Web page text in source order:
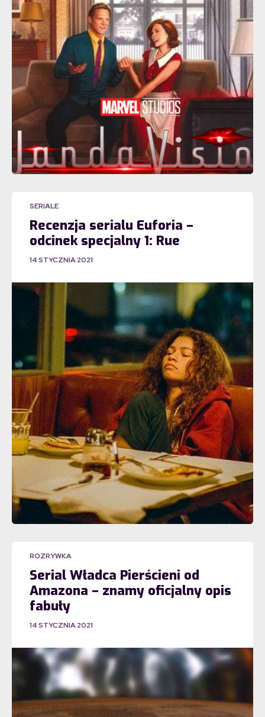
SERIALE
Recenzja serialu Euforia –
odcinek specjalny 1: Rue
14 STYCZNIA 2021
ROZRYWKA
Serial Władca Pierścieni od
Amazona – znamy oficjalny opis
fabuły
14 STYCZNIA 2021